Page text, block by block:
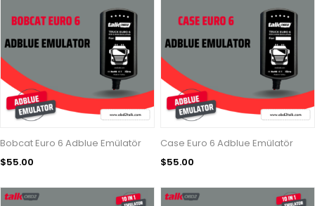
Bobcat Euro 6 Adblue Emülatör
$55.00
Case Euro 6 Adblue Emülatör
$55.00